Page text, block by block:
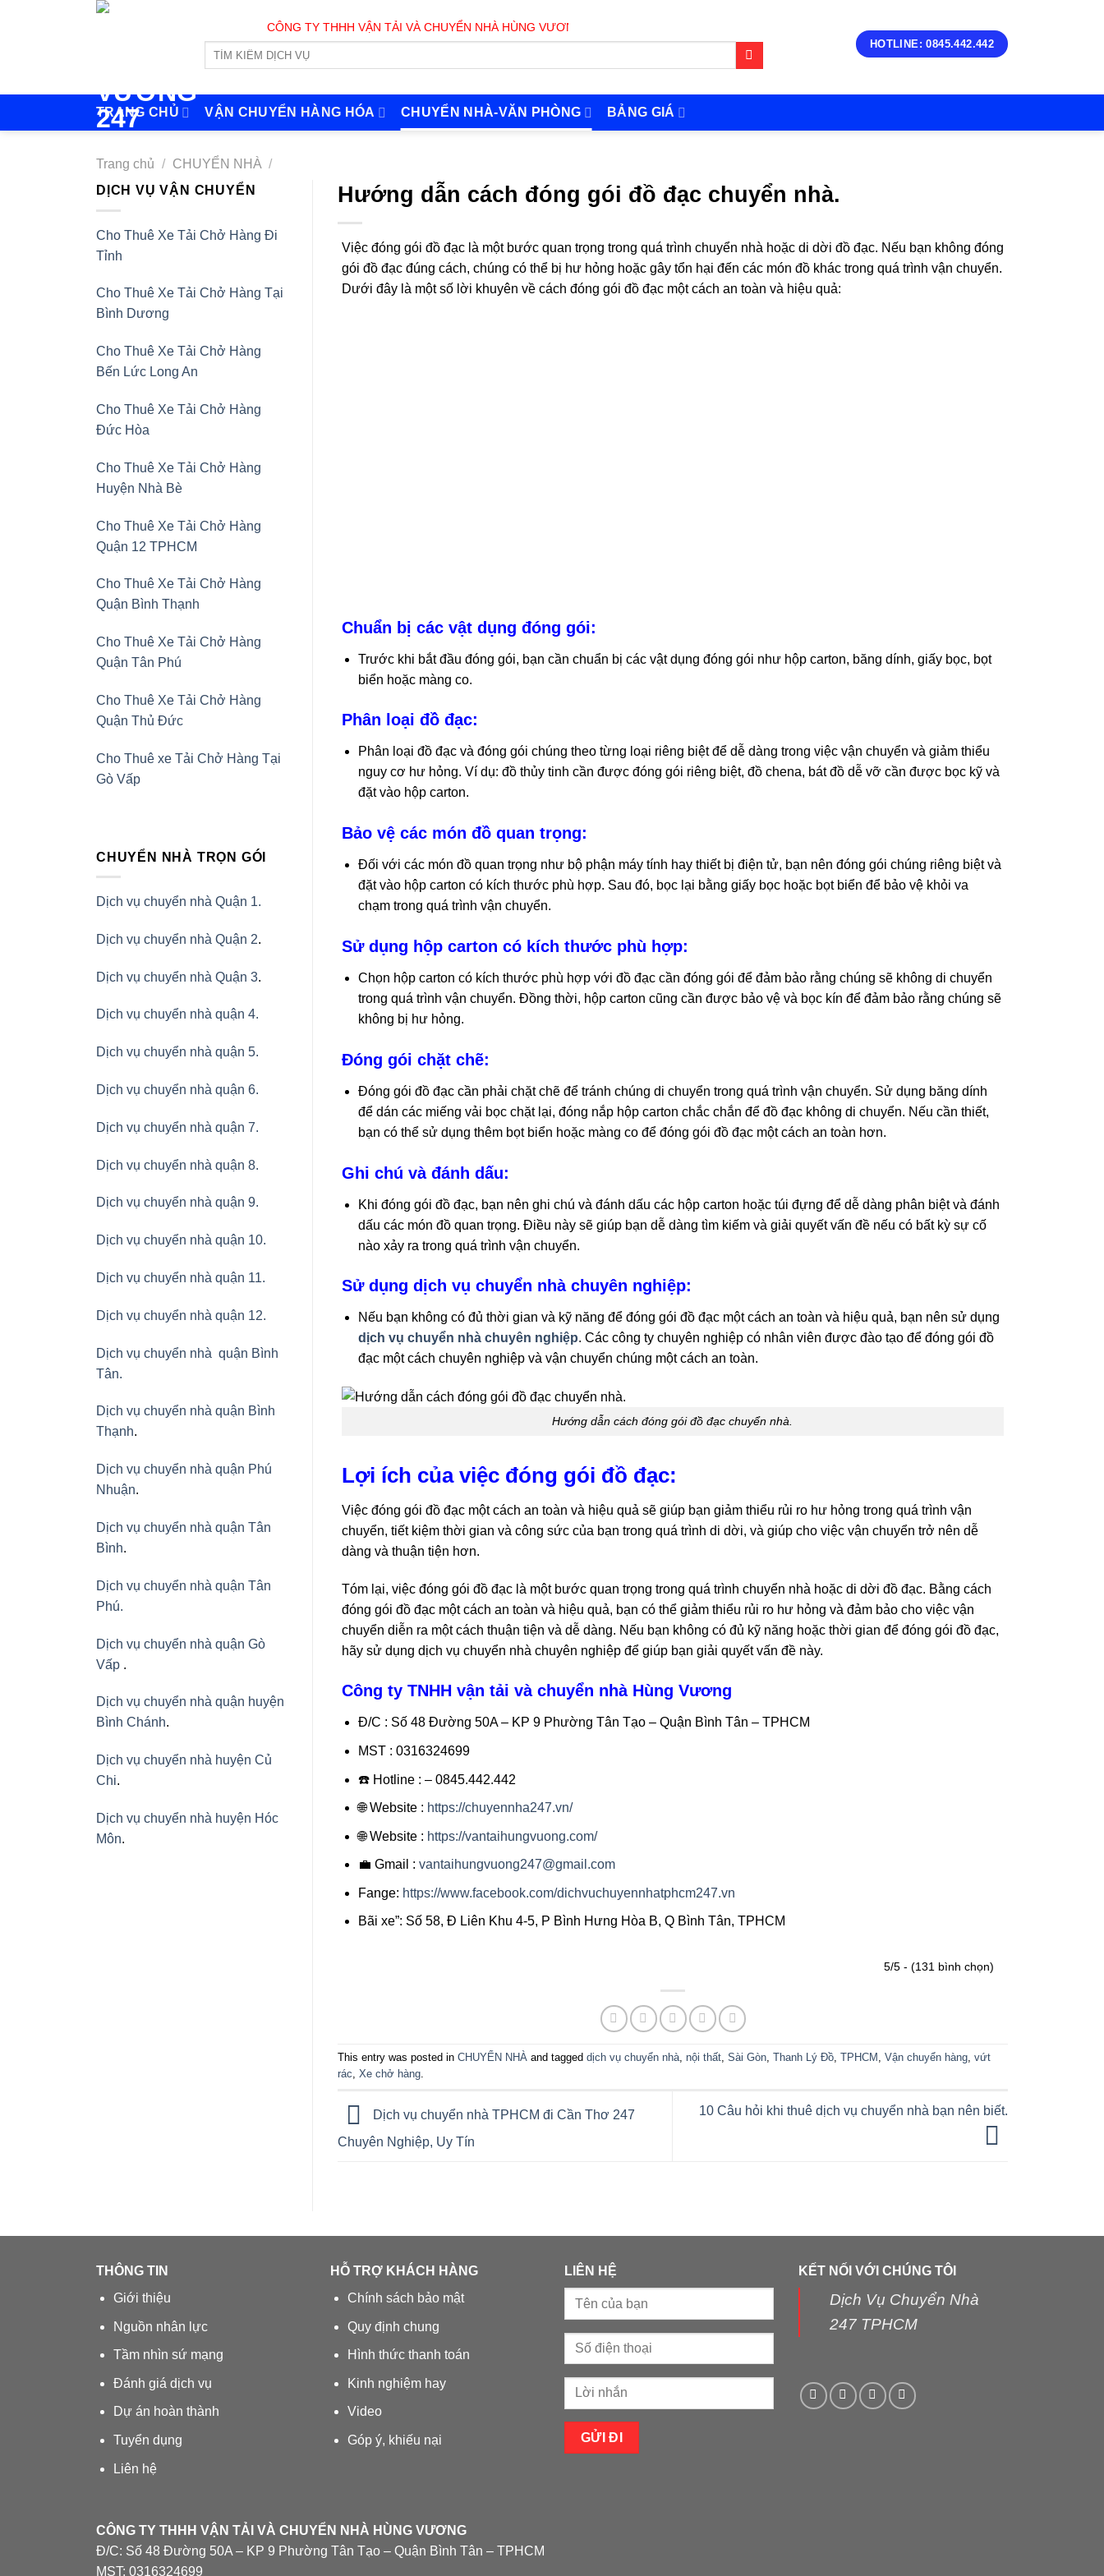
CÔNG TY THHH VẬN TẢI VÀ CHUYỂN NHÀ HÙNG VƯƠNG PHỤC VỤ 24/7
HOTLINE: 0845.442.442
TRANG CHỦ VẬN CHUYỂN HÀNG HÓA CHUYỂN NHÀ-VĂN PHÒNG BẢNG GIÁ
Trang chủ / CHUYỂN NHÀ /
DỊCH VỤ VẬN CHUYỂN
Cho Thuê Xe Tải Chở Hàng Đi
Tỉnh
Cho Thuê Xe Tải Chở Hàng Tại
Bình Dương
Cho Thuê Xe Tải Chở Hàng
Bến Lức Long An
Cho Thuê Xe Tải Chở Hàng
Đức Hòa
Cho Thuê Xe Tải Chở Hàng
Huyện Nhà Bè
Cho Thuê Xe Tải Chở Hàng
Quận 12 TPHCM
Cho Thuê Xe Tải Chở Hàng
Quận Bình Thạnh
Cho Thuê Xe Tải Chở Hàng
Quận Tân Phú
Cho Thuê Xe Tải Chở Hàng
Quận Thủ Đức
Cho Thuê xe Tải Chở Hàng Tại
Gò Vấp
CHUYỂN NHÀ TRỌN GÓI
Dịch vụ chuyển nhà Quận 1.
Dịch vụ chuyển nhà Quận 2.
Dịch vụ chuyển nhà Quận 3.
Dịch vụ chuyển nhà quận 4.
Dịch vụ chuyển nhà quận 5.
Dịch vụ chuyển nhà quận 6.
Dịch vụ chuyển nhà quận 7.
Dịch vụ chuyển nhà quận 8.
Dịch vụ chuyển nhà quận 9.
Dịch vụ chuyển nhà quận 10.
Dịch vụ chuyển nhà quận 11.
Dịch vụ chuyển nhà quận 12.
Dịch vụ chuyển nhà quận Bình
Tân.
Dịch vụ chuyển nhà quận Bình
Thạnh.
Dịch vụ chuyển nhà quận Phú
Nhuận.
Dịch vụ chuyển nhà quận Tân
Bình.
Dịch vụ chuyển nhà quận Tân
Phú.
Dịch vụ chuyển nhà quận Gò
Vấp .
Dịch vụ chuyển nhà quận huyện
Bình Chánh.
Dịch vụ chuyển nhà huyện Củ
Chi.
Dịch vụ chuyển nhà huyện Hóc
Môn.
Hướng dẫn cách đóng gói đồ đạc chuyển nhà.
Việc đóng gói đồ đạc là một bước quan trọng trong quá trình chuyển nhà hoặc di dời đồ đạc. Nếu bạn không đóng
gói đồ đạc đúng cách, chúng có thể bị hư hỏng hoặc gây tổn hại đến các món đồ khác trong quá trình vận chuyển.
Dưới đây là một số lời khuyên về cách đóng gói đồ đạc một cách an toàn và hiệu quả:
Chuẩn bị các vật dụng đóng gói:
Trước khi bắt đầu đóng gói, bạn cần chuẩn bị các vật dụng đóng gói như hộp carton, băng dính, giấy bọc, bọt
biển hoặc màng co.
Phân loại đồ đạc:
Phân loại đồ đạc và đóng gói chúng theo từng loại riêng biệt để dễ dàng trong việc vận chuyển và giảm thiểu
nguy cơ hư hỏng. Ví dụ: đồ thủy tinh cần được đóng gói riêng biệt, đồ chena, bát đồ dễ vỡ cần được bọc kỹ và
đặt vào hộp carton.
Bảo vệ các món đồ quan trọng:
Đối với các món đồ quan trọng như bộ phận máy tính hay thiết bị điện tử, bạn nên đóng gói chúng riêng biệt và
đặt vào hộp carton có kích thước phù hợp. Sau đó, bọc lại bằng giấy bọc hoặc bọt biển để bảo vệ khỏi va
chạm trong quá trình vận chuyển.
Sử dụng hộp carton có kích thước phù hợp:
Chọn hộp carton có kích thước phù hợp với đồ đạc cần đóng gói để đảm bảo rằng chúng sẽ không di chuyển
trong quá trình vận chuyển. Đồng thời, hộp carton cũng cần được bảo vệ và bọc kín để đảm bảo rằng chúng sẽ
không bị hư hỏng.
Đóng gói chặt chẽ:
Đóng gói đồ đạc cần phải chặt chẽ để tránh chúng di chuyển trong quá trình vận chuyển. Sử dụng băng dính
để dán các miếng vải bọc chặt lại, đóng nắp hộp carton chắc chắn để đồ đạc không di chuyển. Nếu cần thiết,
bạn có thể sử dụng thêm bọt biển hoặc màng co để đóng gói đồ đạc một cách an toàn hơn.
Ghi chú và đánh dấu:
Khi đóng gói đồ đạc, bạn nên ghi chú và đánh dấu các hộp carton hoặc túi đựng để dễ dàng phân biệt và đánh
dấu các món đồ quan trọng. Điều này sẽ giúp bạn dễ dàng tìm kiếm và giải quyết vấn đề nếu có bất kỳ sự cố
nào xảy ra trong quá trình vận chuyển.
Sử dụng dịch vụ chuyển nhà chuyên nghiệp:
Nếu bạn không có đủ thời gian và kỹ năng để đóng gói đồ đạc một cách an toàn và hiệu quả, bạn nên sử dụng
dịch vụ chuyển nhà chuyên nghiệp. Các công ty chuyên nghiệp có nhân viên được đào tạo để đóng gói đồ
đạc một cách chuyên nghiệp và vận chuyển chúng một cách an toàn.
Hướng dẫn cách đóng gói đồ đạc chuyển nhà.
Lợi ích của việc đóng gói đồ đạc:
Việc đóng gói đồ đạc một cách an toàn và hiệu quả sẽ giúp bạn giảm thiểu rủi ro hư hỏng trong quá trình vận
chuyển, tiết kiệm thời gian và công sức của bạn trong quá trình di dời, và giúp cho việc vận chuyển trở nên dễ
dàng và thuận tiện hơn.
Tóm lại, việc đóng gói đồ đạc là một bước quan trọng trong quá trình chuyển nhà hoặc di dời đồ đạc. Bằng cách
đóng gói đồ đạc một cách an toàn và hiệu quả, bạn có thể giảm thiểu rủi ro hư hỏng và đảm bảo cho việc vận
chuyển diễn ra một cách thuận tiện và dễ dàng. Nếu bạn không có đủ kỹ năng hoặc thời gian để đóng gói đồ đạc,
hãy sử dụng dịch vụ chuyển nhà chuyên nghiệp để giúp bạn giải quyết vấn đề này.
Công ty TNHH vận tải và chuyển nhà Hùng Vương
Đ/C : Số 48 Đường 50A – KP 9 Phường Tân Tạo – Quận Bình Tân – TPHCM
MST : 0316324699
☎️ Hotline : – 0845.442.442
🌐 Website : https://chuyennha247.vn/
🌐 Website : https://vantaihungvuong.com/
💼 Gmail :vantaihungvuong247@gmail.com
Fange: https://www.facebook.com/dichvuchuyennhatphcm247.vn
Bãi xe”: Số 58, Đ Liên Khu 4-5, P Bình Hưng Hòa B, Q Bình Tân, TPHCM
5/5 - (131 bình chọn)
This entry was posted in CHUYỂN NHÀand tagged dịch vụ chuyển nhà, nội thất, Sài Gòn, Thanh Lý Đồ, TPHCM , Vận chuyển hàng, vứt
rác, Xe chở hàng.
Dịch vụ chuyển nhà TPHCM đi Cần Thơ 247
Chuyên Nghiệp, Uy Tín
10 Câu hỏi khi thuê dịch vụ chuyển nhà bạn nên biết.
THÔNG TIN
Giới thiệu
Nguồn nhân lực
Tầm nhìn sứ mạng
Đánh giá dịch vụ
Dự án hoàn thành
Tuyển dụng
Liên hệ
HỖ TRỢ KHÁCH HÀNG
Chính sách bảo mật
Quy định chung
Hình thức thanh toán
Kinh nghiệm hay
Video
Góp ý, khiếu nại
LIÊN HỆ KẾT NỐI VỚI CHÚNG TÔI
Dịch Vụ Chuyển Nhà
247 TPHCM
CÔNG TY THHH VẬN TẢI VÀ CHUYỂN NHÀ HÙNG VƯƠNG
Đ/C: Số 48 Đường 50A – KP 9 Phường Tân Tạo – Quận Bình Tân – TPHCM
MST: 0316324699